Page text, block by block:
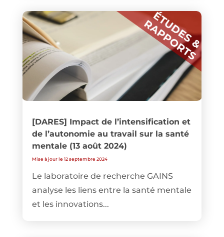
[DARES] Impact de l’intensification et
de l’autonomie au travail sur la santé
mentale (13 août 2024)
Mise à jour le 12 septembre 2024
Le laboratoire de recherche GAINS
analyse les liens entre la santé mentale
et les innovations...